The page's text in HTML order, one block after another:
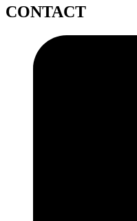
CONTACT